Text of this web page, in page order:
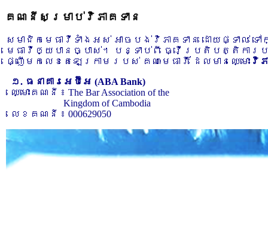
គណនីសម្រាប់វិភាគទាន
សមាជិកមេធាវីទាំងអស់ អាចបង់វិភាគទាន ដោយផ្ទាល់
មេធាវីឲ្យបានច្បាស់។ បន្ទាប់ពី ធ្វើប្រតិបត្តិកា
ផ្ញើមកលេខតេឡេក្រាមរបស់ គណៈមេធាវី ដែលមានឈ្មោះ វិភ
១. ធនាគារអេប៊ីអេ (ABA Bank)
ឈ្មោះគណនី ៖ The Bar Association of the
Kingdom of Cambodia
លេខគណនី ៖ 000629050